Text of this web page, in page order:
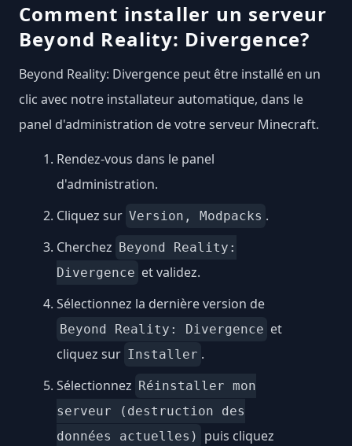
Comment installer un serveur
Beyond Reality: Divergence?
Beyond Reality: Divergence peut être installé en un
clic avec notre installateur automatique, dans le
panel d'administration de votre serveur Minecraft.
Rendez-vous dans le panel
d'administration.
Cliquez sur Version, Modpacks .
Cherchez
Beyond Reality:
Divergence et validez.
Sélectionnez la dernière version de
Beyond Reality: Divergence et
cliquez sur Installer .
Sélectionnez Réinstaller mon
serveur (destruction des
données actuelles)
puis cliquez